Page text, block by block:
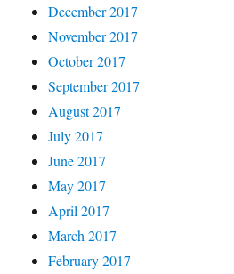
December 2017
November 2017
October 2017
September 2017
August 2017
July 2017
June 2017
May 2017
April 2017
March 2017
February 2017